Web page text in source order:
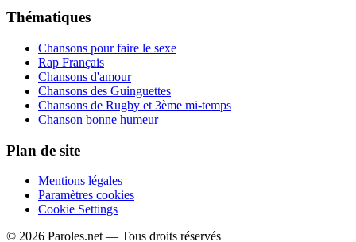
Thématiques
Chansons pour faire le sexe
Rap Français
Chansons d'amour
Chansons des Guinguettes
Chansons de Rugby et 3ème mi-temps
Chanson bonne humeur
Plan de site
Mentions légales
Paramètres cookies
Cookie Settings
© 2026 Paroles.net — Tous droits réservés